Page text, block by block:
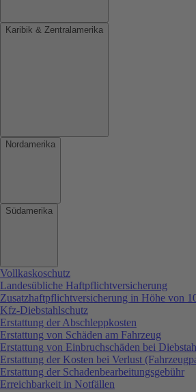
Karibik & Zentralamerika
Nordamerika
Südamerika
Vollkaskoschutz
Landesübliche Haftpflichtversicherung
Zusatzhaftpflichtversicherung in Höhe von
Kfz-Diebstahlschutz
Erstattung der Abschleppkosten
Erstattung von Schäden am Fahrzeug
Erstattung von Einbruchschäden bei
Erstattung der Kosten bei Verlust
Erstattung der Schadenbearbeitungsgebühr
Erreichbarkeit in Notfällen